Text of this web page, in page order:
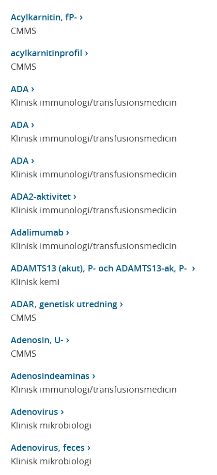
Acylkarnitin, fP-
CMMS
acylkarnitinprofil
CMMS
ADA
Klinisk immunologi/transfusionsmedicin
ADA
Klinisk immunologi/transfusionsmedicin
ADA
Klinisk immunologi/transfusionsmedicin
ADA2-aktivitet
Klinisk immunologi/transfusionsmedicin
Adalimumab
Klinisk immunologi/transfusionsmedicin
ADAMTS13 (akut), P- och ADAMTS13-ak, P-
Klinisk kemi
ADAR, genetisk utredning
CMMS
Adenosin, U-
CMMS
Adenosindeaminas
Klinisk immunologi/transfusionsmedicin
Adenovirus
Klinisk mikrobiologi
Adenovirus, feces
Klinisk mikrobiologi